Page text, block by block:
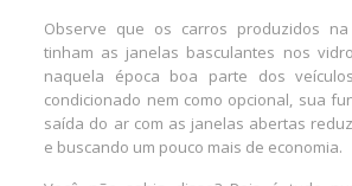
Observe que os carros produzidos
tinham as janelas basculantes nos
naquela época boa parte dos
condicionado nem como opcional, sua
saída do ar com as janelas abertas
e buscando um pouco mais de economia.